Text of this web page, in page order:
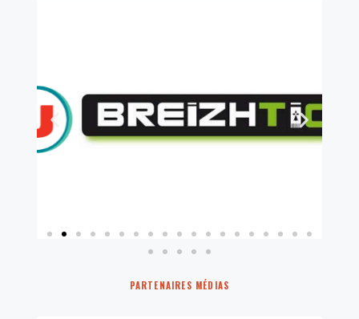
PARTENAIRES MÉDIAS